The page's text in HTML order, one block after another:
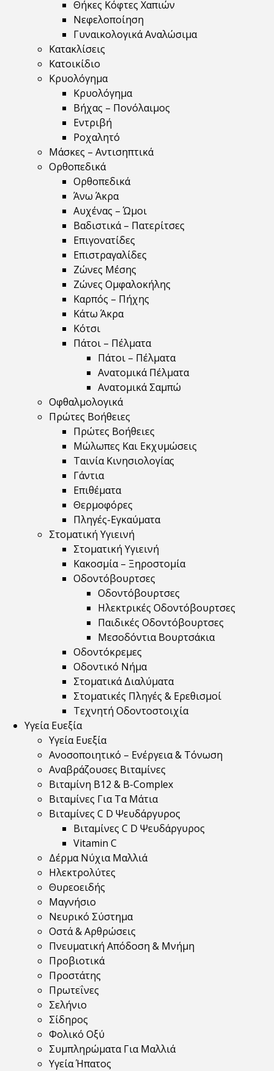
Θήκες Κόφτες Χαπιών
Νεφελοποίηση
Γυναικολογικά Αναλώσιμα
Κατακλίσεις
Κατοικίδιο
Κρυολόγημα
Κρυολόγημα
Βήχας – Πονόλαιμος
Εντριβή
Ροχαλητό
Μάσκες – Αντισηπτικά
Ορθοπεδικά
Ορθοπεδικά
Άνω Άκρα
Αυχένας – Ώμοι
Βαδιστικά – Πατερίτσες
Επιγονατίδες
Επιστραγαλίδες
Ζώνες Μέσης
Ζώνες Ομφαλοκήλης
Καρπός – Πήχης
Κάτω Άκρα
Κότσι
Πάτοι – Πέλματα
Πάτοι – Πέλματα
Ανατομικά Πέλματα
Ανατομικά Σαμπώ
Οφθαλμολογικά
Πρώτες Βοήθειες
Πρώτες Βοήθειες
Μώλωπες Και Εκχυμώσεις
Ταινία Κινησιολογίας
Γάντια
Επιθέματα
Θερμοφόρες
Πληγές-Εγκαύματα
Στοματική Υγιεινή
Στοματική Υγιεινή
Κακοσμία – Ξηροστομία
Οδοντόβουρτσες
Οδοντόβουρτσες
Ηλεκτρικές Οδοντόβουρτσες
Παιδικές Οδοντόβουρτσες
Μεσοδόντια Βουρτσάκια
Οδοντόκρεμες
Οδοντικό Νήμα
Στοματικά Διαλύματα
Στοματικές Πληγές & Ερεθισμοί
Τεχνητή Οδοντοστοιχία
Υγεία Ευεξία
Υγεία Ευεξία
Ανοσοποιητικό – Ενέργεια & Τόνωση
Αναβράζουσες Βιταμίνες
Βιταμίνη B12 & Β-Complex
Βιταμίνες Για Τα Μάτια
Βιταμίνες C D Ψευδάργυρος
Βιταμίνες C D Ψευδάργυρος
Vitamin C
Δέρμα Νύχια Μαλλιά
Ηλεκτρολύτες
Θυρεοειδής
Μαγνήσιο
Νευρικό Σύστημα
Οστά & Αρθρώσεις
Πνευματική Απόδοση & Μνήμη
Προβιοτικά
Προστάτης
Πρωτεΐνες
Σελήνιο
Σίδηρος
Φολικό Οξύ
Συμπληρώματα Για Μαλλιά
Υγεία Ήπατος